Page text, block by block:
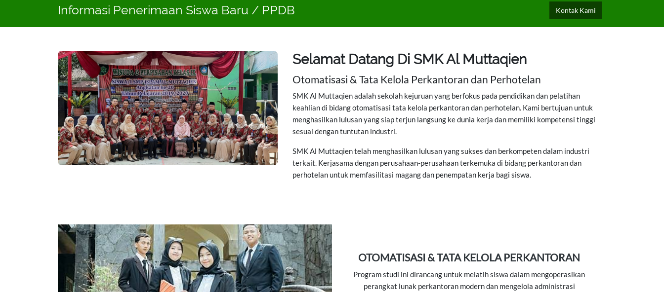
Informasi Penerimaan Siswa Baru / PPDB Kontak Kami
Selamat Datang Di SMK Al Muttaqien
Otomatisasi & Tata Kelola Perkantoran dan Perhotelan
SMK Al Muttaqien adalah sekolah kejuruan yang berfokus pada pendidikan dan pelatihan
keahlian di bidang otomatisasi tata kelola perkantoran dan perhotelan. Kami bertujuan untuk
menghasilkan lulusan yang siap terjun langsung ke dunia kerja dan memiliki kompetensi tinggi
sesuai dengan tuntutan industri.
SMK Al Muttaqien telah menghasilkan lulusan yang sukses dan berkompeten dalam industri
terkait. Kerjasama dengan perusahaan-perusahaan terkemuka di bidang perkantoran dan
perhotelan untuk memfasilitasi magang dan penempatan kerja bagi siswa.
OTOMATISASI & TATA KELOLA PERKANTORAN
Program studi ini dirancang untuk melatih siswa dalam mengoperasikan
perangkat lunak perkantoran modern dan mengelola administrasi